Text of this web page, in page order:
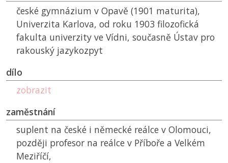
české gymnázium v Opavě (1901 maturita),
Univerzita Karlova, od roku 1903 filozofická
fakulta univerzity ve Vídni, současně Ústav pro
rakouský jazykozpyt
dílo
zobrazit
zaměstnání
suplent na české i německé reálce v Olomouci,
později profesor na reálce v Příboře a Velkém
Meziříčí,